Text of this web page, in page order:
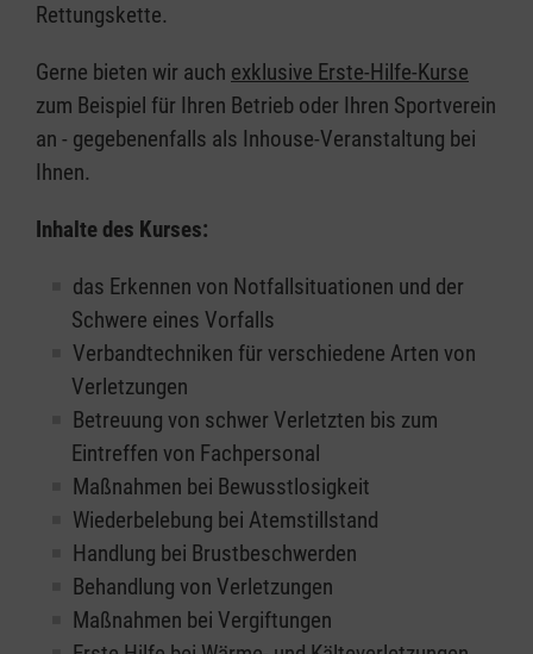
Rettungskette.
Gerne bieten wir auch exklusive Erste-Hilfe-Kurse
zum Beispiel für Ihren Betrieb oder Ihren Sportverein
an - gegebenenfalls als Inhouse-Veranstaltung bei
Ihnen.
Inhalte des Kurses:
das Erkennen von Notfallsituationen und der
Schwere eines Vorfalls
Verbandtechniken für verschiedene Arten von
Verletzungen
Betreuung von schwer Verletzten bis zum
Eintreffen von Fachpersonal
Maßnahmen bei Bewusstlosigkeit
Wiederbelebung bei Atemstillstand
Handlung bei Brustbeschwerden
Behandlung von Verletzungen
Maßnahmen bei Vergiftungen